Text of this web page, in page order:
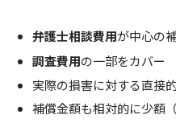
弁護士相談費用が中心の
調査費用の一部をカバー
実際の損害に対する直接
補償金額も相対的に少額